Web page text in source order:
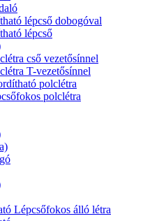
lépcső dobogóval
lépcső
cső vezetősínnel
T-vezetősínnel
polclétra
polclétra
Lépcsőfokos álló létra